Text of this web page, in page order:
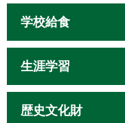
学校給食
生涯学習
歴史文化財